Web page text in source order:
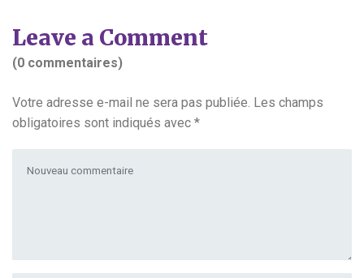
Leave a Comment
(0 commentaires)
Votre adresse e-mail ne sera pas publiée. Les champs
obligatoires sont indiqués avec *